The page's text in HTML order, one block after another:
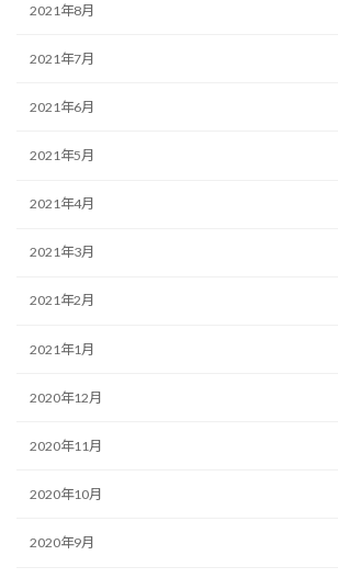
2021年8月
2021年7月
2021年6月
2021年5月
2021年4月
2021年3月
2021年2月
2021年1月
2020年12月
2020年11月
2020年10月
2020年9月